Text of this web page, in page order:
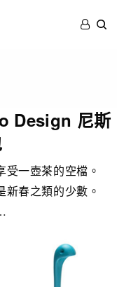
Design 尼斯
一壺茶的空檔。
春之類的少數。